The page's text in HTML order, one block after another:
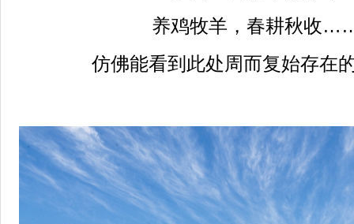
养鸡牧羊，春耕秋收
仿佛能看到此处周而复始存在